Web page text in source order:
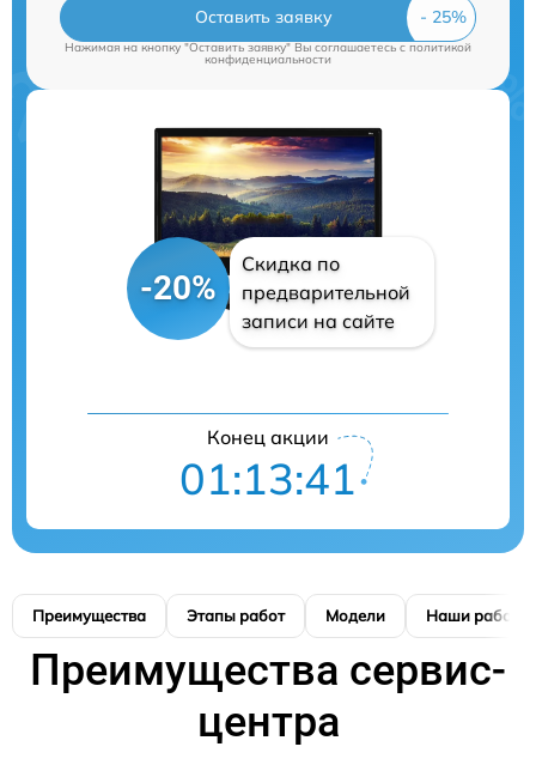
Оставить заявку
Нажимая на кнопку "Оставить заявку" Вы соглашаетесь cполитикой
конфиденциальности
-20%
Скидка по
предварительной
записи на сайте
Конец акции
01:13:41
Преимущества Этапы работ Модели Наши работы
Преимущества сервис-
центра